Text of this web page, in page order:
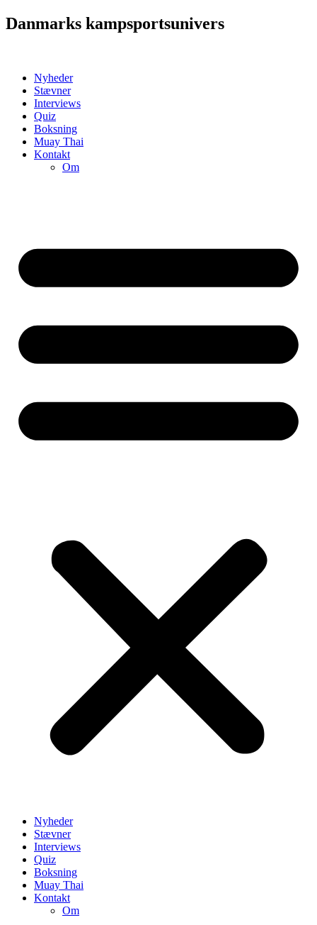
Videre
til
Danmarks kampsportsunivers
Nyheder
Stævner
Interviews
Quiz
Boksning
Muay Thai
Kontakt
Om
Nyheder
Stævner
Interviews
Quiz
Boksning
Muay Thai
Kontakt
Om